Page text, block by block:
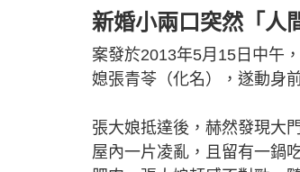
新婚小兩口突然「人
案發於2013年5月15日中午
媳張青苓（化名），遂動身
張大娘抵達後，赫然發現大
屋內一片凌亂，且留有一鍋